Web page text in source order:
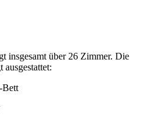
insgesamt über 26 Zimmer. Die
Bett